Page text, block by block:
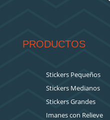
PRODUCTOS
Stickers Pequeños
Stickers Medianos
Stickers Grandes
Imanes con Relieve